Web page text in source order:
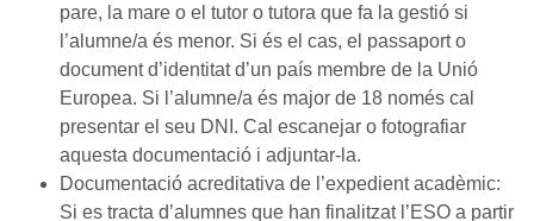
pare, la mare o el tutor o tutora que fa la gestió si
l’alumne/a és menor. Si és el cas, el passaport o
document d’identitat d’un país membre de la Unió
Europea. Si l’alumne/a és major de 18 només cal
presentar el seu DNI. Cal escanejar o fotografiar
aquesta documentació i adjuntar-la.
Documentació acreditativa de l’expedient acadèmic:
Si es tracta d’alumnes que han finalitzat l’ESO a partir